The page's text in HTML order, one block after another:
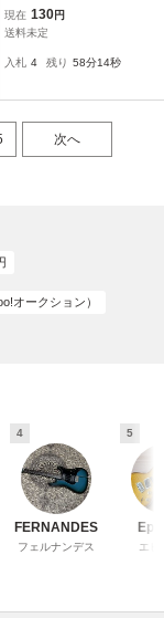
トラト SSH ロック式トレ
モロ対応 フロイドローズ
Matsumoku
現在 130円
送料未定
入札 4 残り 58分13秒
次へ
オークション）
4
FERNANDES
フェルナンデス
5
エピ